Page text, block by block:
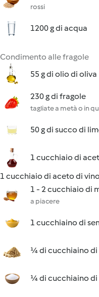
rossi
1200 g di acqua
Condimento alle fragole
55 g di olio di oliva
230 g di fragole
tagliate a metà o in
50 g di succo di
1 cucchiaio di
1 cucchiaio di aceto di
1 - 2 cucchiaio di
a piacere
1 cucchiaino di
¼ di cucchiaino di
¼ di cucchiaino di